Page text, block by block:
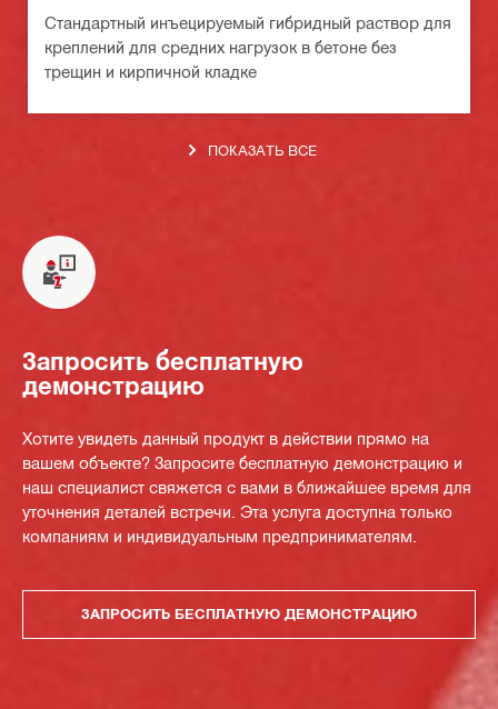
Стандартный инъецируемый гибридный раствор для
креплений для средних нагрузок в бетоне без
трещин и кирпичной кладке
ПОКАЗАТЬ ВСЕ
Запросить бесплатную
демонстрацию
Хотите увидеть данный продукт в действии прямо на
вашем объекте? Запросите бесплатную демонстрацию и
наш специалист свяжется с вами в ближайшее время для
уточнения деталей встречи. Эта услуга доступна только
компаниям и индивидуальным предпринимателям.
ЗАПРОСИТЬ БЕСПЛАТНУЮ ДЕМОНСТРАЦИЮ